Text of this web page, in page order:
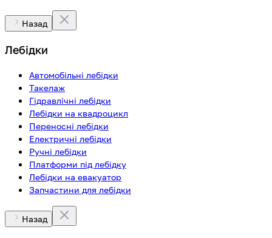
Назад
Лебідки
Автомобільні лебідки
Такелаж
Гідравлічні лебідки
Лебідки на квадроцикл
Переносні лебідки
Електричні лебідки
Ручні лебідки
Платформи під лебідку
Лебідки на евакуатор
Запчастини для лебідки
Назад